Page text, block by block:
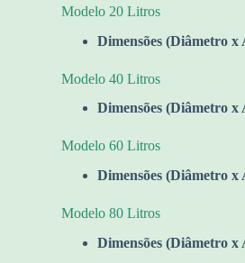
Modelo 20 Litros
Dimensões (Diâmetro
Modelo 40 Litros
Dimensões (Diâmetro
Modelo 60 Litros
Dimensões (Diâmetro
Modelo 80 Litros
Dimensões (Diâmetro